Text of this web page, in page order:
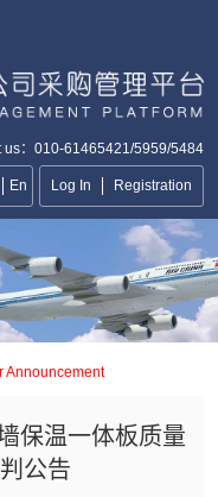
us：010-61465421/5959/5484
En Log In Registration
Announcement
保温一体板质量
公告